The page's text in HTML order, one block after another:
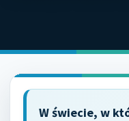
W świecie, w